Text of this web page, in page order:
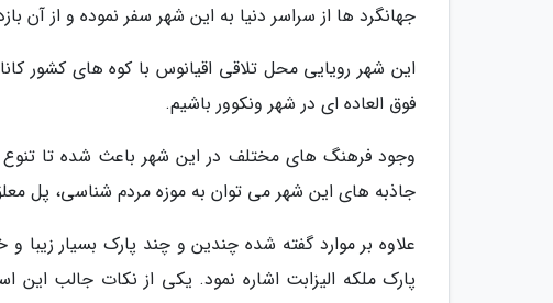
جهانگرد ها از سراسر دنیا به این شهر سفر نموده و از آن
این شهر رویایی محل تلاقی اقیانوس با کوه های
فوق العاده ای در شهر ونکوور باشیم.
وجود فرهنگ های مختلف در این شهر باعث شده تا تنوع
جاذبه های این شهر می توان به موزه مردم شناسی، پل
علاوه بر موارد گفته شده چندین و چند پارک بسیار
پارک ملکه الیزابت اشاره نمود. یکی از نکات جالب